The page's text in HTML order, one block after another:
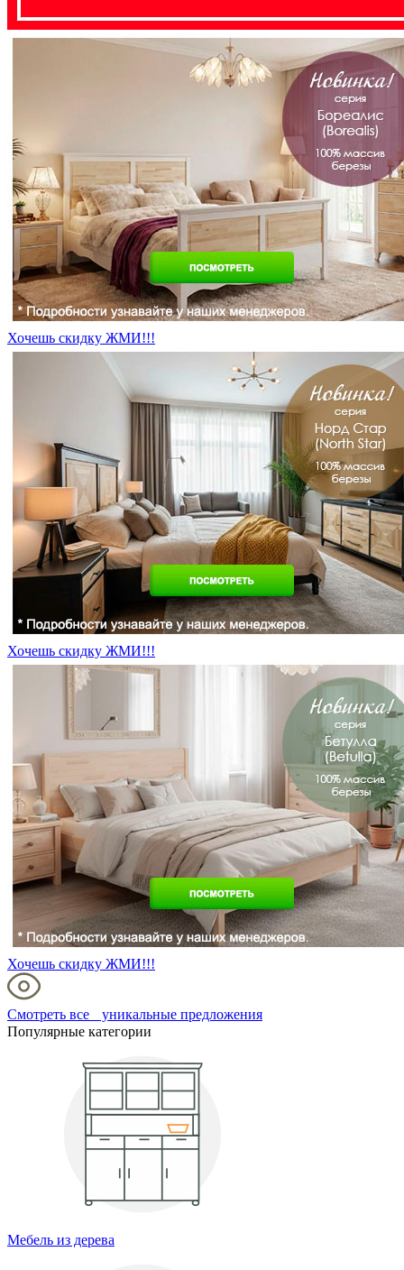
Хочешь скидку ЖМИ!!!
Хочешь скидку ЖМИ!!!
Хочешь скидку ЖМИ!!!
Смотреть все уникальные предложения
Популярные категории
Мебель из дерева